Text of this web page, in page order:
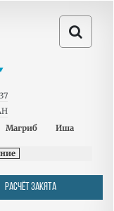
Магриб Иша
РАСЧЁТ ЗАКЯТА